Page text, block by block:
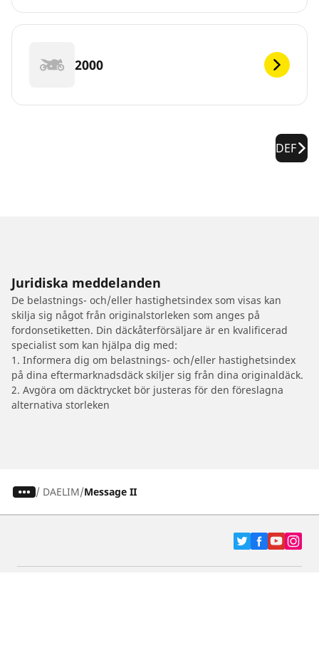
2000
DEF
Juridiska meddelanden
De belastnings- och/eller hastighetsindex som visas kan
skilja sig något från originalstorleken som anges på
fordonsetiketten. Din däckåterförsäljare är en kvalificerad
specialist som kan hjälpa dig med:
1. Informera dig om belastnings- och/eller hastighetsindex
på dina eftermarknadsdäck skiljer sig från dina originaldäck.
2. Avgöra om däcktrycket bör justeras för den föreslagna
alternativa storleken
/ DAELIM Message II